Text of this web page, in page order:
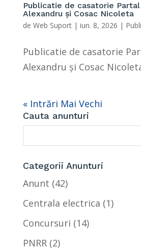
Publicatie de casatorie
Alexandru și Cosac Nicoleta
de Web Suport| iun. 8, 2026 |
Publicatie de casatorie
Alexandru și Cosac
« Intrări Mai Vechi
Cauta anunturi
Categorii Anunturi
Anunt (42)
Centrala electrica (1)
Concursuri (14)
PNRR(2)